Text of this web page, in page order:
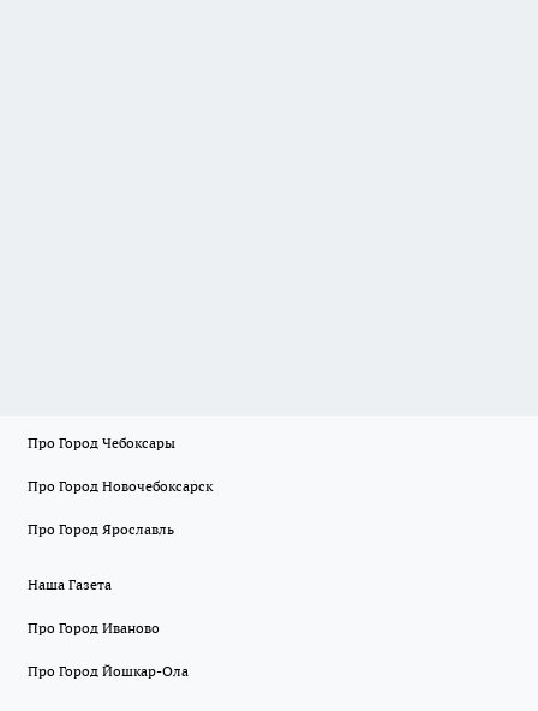
Про Город Чебоксары
Про Город Новочебоксарск
Про Город Ярославль
Наша Газета
Про Город Иваново
Про Город Йошкар-Ола